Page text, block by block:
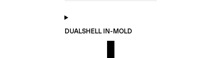
DUALSHELL IN-MOLD